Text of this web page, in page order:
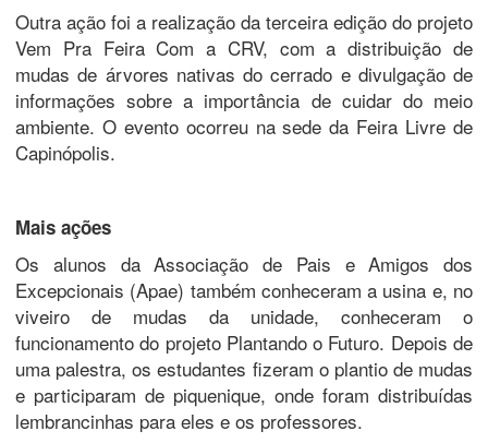
Outra ação foi a realização da terceira edição do projeto
Vem Pra Feira Com a CRV, com a distribuição de
mudas de árvores nativas do cerrado e divulgação de
informações sobre a importância de cuidar do meio
ambiente. O evento ocorreu na sede da Feira Livre de
Capinópolis.
Mais ações
Os alunos da Associação de Pais e Amigos dos
Excepcionais (Apae) também conheceram a usina e, no
viveiro de mudas da unidade, conheceram o
funcionamento do projeto Plantando o Futuro. Depois de
uma palestra, os estudantes fizeram o plantio de mudas
e participaram de piquenique, onde foram distribuídas
lembrancinhas para eles e os professores.